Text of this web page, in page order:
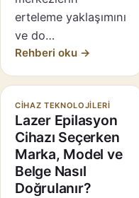
erteleme yaklaşımını
ve do…
Rehberi oku →
CIHAZ TEKNOLOJILERI
Lazer Epilasyon
Cihazı Seçerken
Marka, Model ve
Belge Nasıl
Doğrulanır?